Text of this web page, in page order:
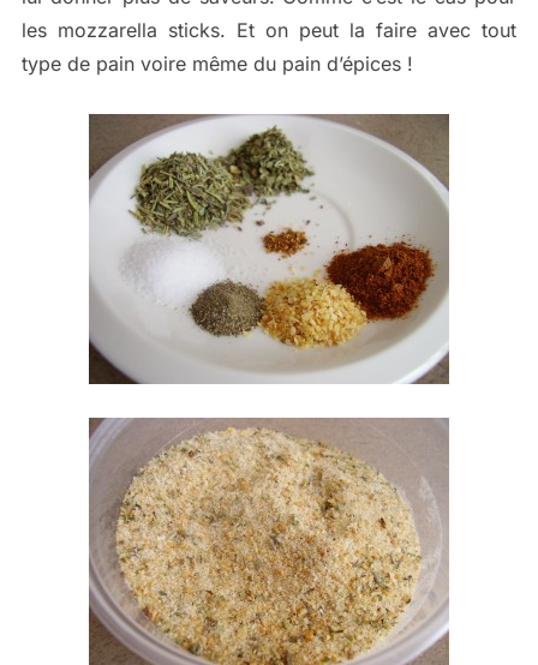
les mozzarella sticks. Et on peut la faire avec tout
type de pain voire même du pain d’épices !